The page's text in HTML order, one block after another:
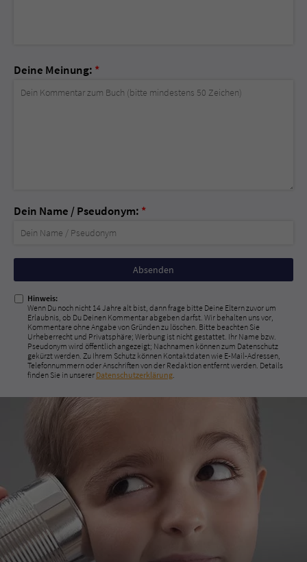
Deine Meinung: *
Dein Name / Pseudonym: *
Nicht
ausfüllen!
Hinweis:
Wenn Du noch nicht 14 Jahre alt bist, dann frage bitte Deine Eltern zuvor um
Erlaubnis, ob Du Deinen Kommentar abgeben darfst. Wir behalten uns vor,
Kommentare ohne Angabe von Gründen zu löschen. Bitte beachten Sie
Urheberrecht und Privatsphäre; Werbung ist nicht gestattet. Ihr Name bzw.
Pseudonym wird öffentlich angezeigt; Nachnamen können zum Datenschutz
gekürzt werden. Zu Ihrem Schutz können Kontaktdaten wie E-Mail-Adressen,
Telefonnummern oder Anschriften von der Redaktion entfernt werden. Details
finden Sie in unserer Datenschutzerklärung